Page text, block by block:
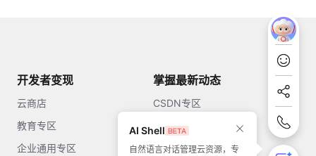
开发者变现
云商店
教育专区
企业通用专区
掌握最新动态
CSDN专区
知乎
开源中国
AI Shell
自然语言对话管理云资源，专